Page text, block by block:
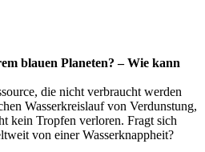
blauen Planeten? – Wie kann
die nicht verbraucht werden
Wasserkreislauf von Verdunstung,
kein Tropfen verloren. Fragt sich
von einer Wasserknappheit?